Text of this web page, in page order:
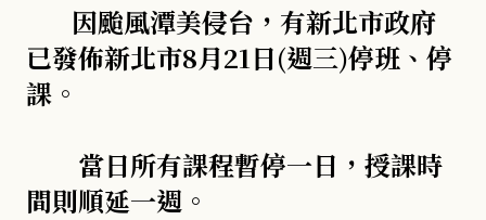
因颱風潭美侵台，有新北市政府
已發佈新北市8月21日(週三)停班、停
課。
當日所有課程暫停一日，授課時
間則順延一週。